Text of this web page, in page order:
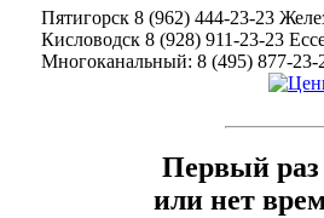
Пятигорск 8 (962) 444-23-23
Кисловодск 8 (928) 911-23-23
Многоканальный: 8 (495) 877-23-
Первый раз
или нет